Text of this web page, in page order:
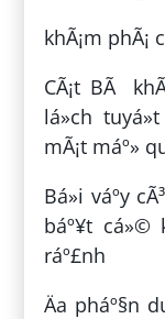
khÃ¡m phÃ¡
CÃ¡t BÃ
lá»ch
mÃ¡t máº»
Bá»i váº­y
báº¥t cá»©
ráº£nh
Äa pháº§n